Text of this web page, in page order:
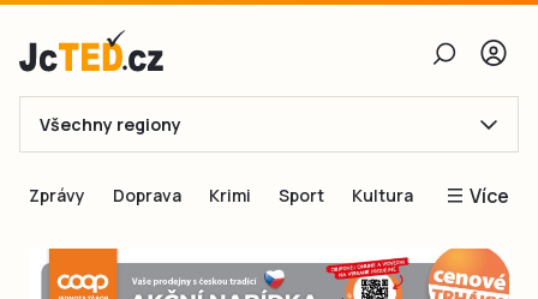
E-mail
Obnovit heslo
Všechny regiony
Zprávy Doprava Krimi Sport Kultura Více
Inspirace